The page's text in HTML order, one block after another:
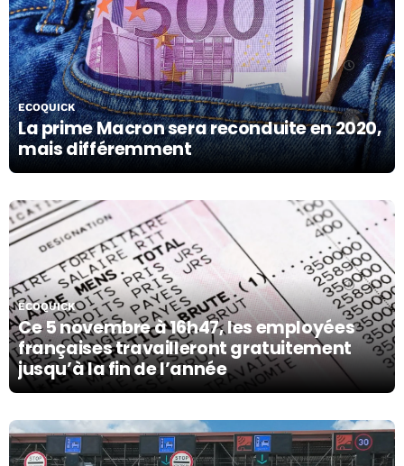
La prime Macron sera reconduite en 2020,
mais différemment
ECOQUICK
06/11/19
Ce 5 novembre à 16h47, les employées
françaises travailleront gratuitement
jusqu’à la fin de l’année
ECOQUICK
05/11/19